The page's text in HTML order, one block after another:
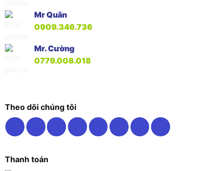
Mr Quân
0909.346.736
Mr. Cường
0779.008.018
Theo dõi chúng tôi
Thanh toán